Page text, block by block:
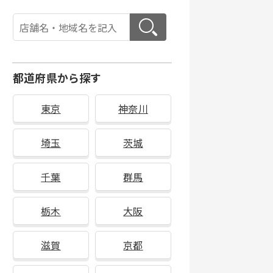
都道府県から探す
東京 神奈川
埼玉 茨城
千葉 群馬
栃木 大阪
滋賀 京都